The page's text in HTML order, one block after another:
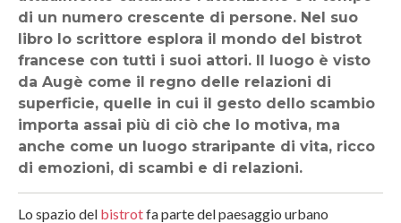
di un numero crescente di persone. Nel suo
libro lo scrittore esplora il mondo del bistrot
francese con tutti i suoi attori. Il luogo è visto
da Augè come il regno delle relazioni di
superficie, quelle in cui il gesto dello scambio
importa assai più di ciò che lo motiva, ma
anche come un luogo straripante di vita, ricco
di emozioni, di scambi e di relazioni.
Lo spazio del bistrotfa parte del paesaggio urbano